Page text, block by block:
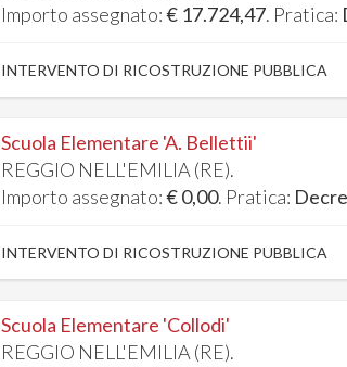
Importo assegnato:€ 17.724,47. Pratica:
INTERVENTO DI RICOSTRUZIONE PUBBLICA
Scuola Elementare 'A. Bellettii'
REGGIO NELL'EMILIA (RE).
Importo assegnato:€ 0,00. Pratica:
INTERVENTO DI RICOSTRUZIONE PUBBLICA
Scuola Elementare 'Collodi'
REGGIO NELL'EMILIA (RE).